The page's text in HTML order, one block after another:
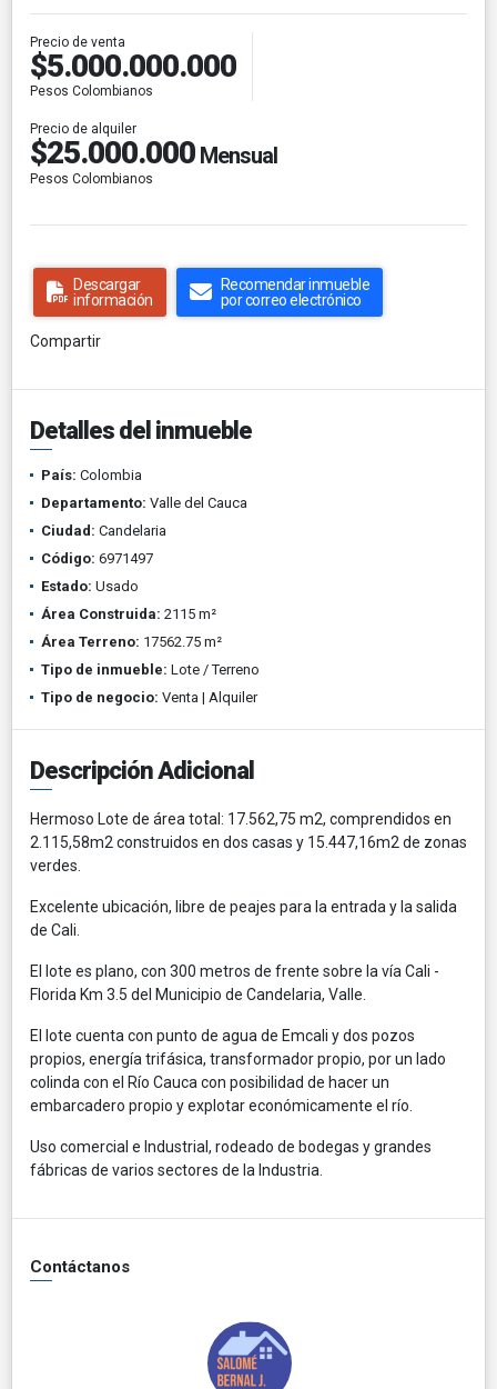
Precio de venta
$5.000.000.000
Pesos Colombianos
Precio de alquiler
$25.000.000 Mensual
Pesos Colombianos
Descargar
información
Recomendar inmueble
por correo electrónico
Compartir
Detalles del inmueble
País: Colombia
Departamento: Valle del Cauca
Ciudad: Candelaria
Código: 6971497
Estado: Usado
Área Construida: 2115 m²
Área Terreno: 17562.75 m²
Tipo de inmueble: Lote / Terreno
Tipo de negocio: Venta | Alquiler
Descripción Adicional
Hermoso Lote de área total: 17.562,75 m2, comprendidos en
2.115,58m2 construidos en dos casas y 15.447,16m2 de zonas
verdes.
Excelente ubicación, libre de peajes para la entrada y la salida
de Cali.
El lote es plano, con 300 metros de frente sobre la vía Cali -
Florida Km 3.5 del Municipio de Candelaria, Valle.
El lote cuenta con punto de agua de Emcali y dos pozos
propios, energía trifásica, transformador propio, por un lado
colinda con el Río Cauca con posibilidad de hacer un
embarcadero propio y explotar económicamente el río.
Uso comercial e Industrial, rodeado de bodegas y grandes
fábricas de varios sectores de la Industria.
Contáctanos